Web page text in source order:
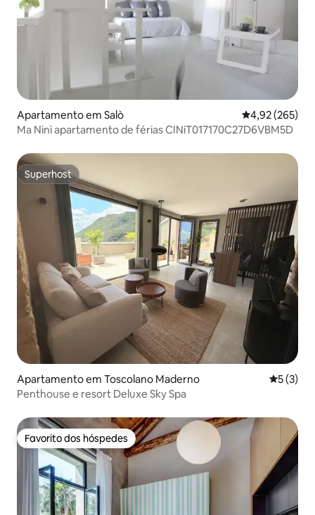
Apartamento em Salò Classificação
4,92 (265)
Ma Ninì apartamento de férias CINiT017170C27D6VBM5D
Superhost
Superhost
Apartamento em Toscolano Maderno
5 (3)
Penthouse e resort Deluxe Sky Spa
Favorito dos hóspedes
Favorito dos hóspedes